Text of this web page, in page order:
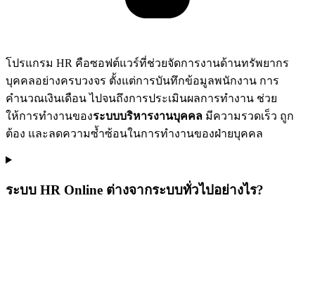
โปรแกรม HR คือซอฟต์แวร์ที่ช่วยจัดการงานด้านทรัพยากร
บุคคลอย่างครบวงจร ตั้งแต่การบันทึกข้อมูลพนักงาน การ
คำนวณเงินเดือน ไปจนถึงการประเมินผลการทำงาน ช่วย
ให้การทำงานของระบบบริหารงานบุคคล มีความรวดเร็ว ถูก
ต้อง และลดความซ้ำซ้อนในการทำงานของฝ่ายบุคคล
ระบบ HR Online ต่างจากระบบทั่วไปอย่างไร?